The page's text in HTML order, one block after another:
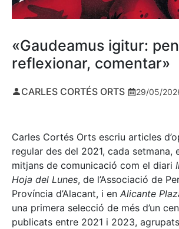
«Gaudeamus igitur:
reflexionar, comentar»
CARLES CORTÉS ORTS 29/05/
Carles Cortés Orts escriu articles
regular des del 2021, cada setmana,
mitjans de comunicació com el diari
Hoja del Lunes, de l’Associació de
Província d’Alacant, i en Alicante
una primera selecció de més d’un
publicats entre 2021 i 2023,